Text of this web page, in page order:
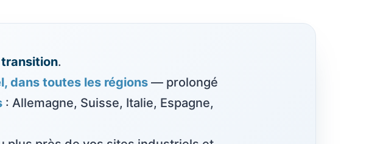
.
dans toutes les régions — prolongé
: Allemagne, Suisse, Italie, Espagne,